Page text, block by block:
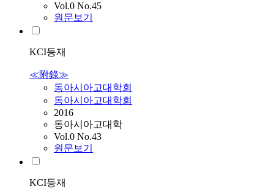
Vol.0 No.45
원문보기
KCI등재
≪附錄≫
동아시아고대학회
동아시아고대학회
2016
동아시아고대학
Vol.0 No.43
원문보기
KCI등재